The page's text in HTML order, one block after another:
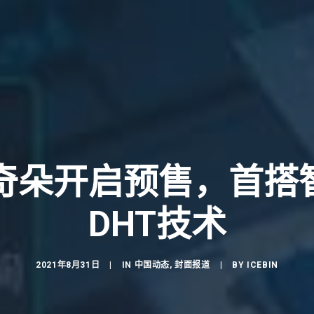
朵开启预售，首搭
DHT技术
2021年8月31日 IN 中国动态,封面报道 BY ICEBIN